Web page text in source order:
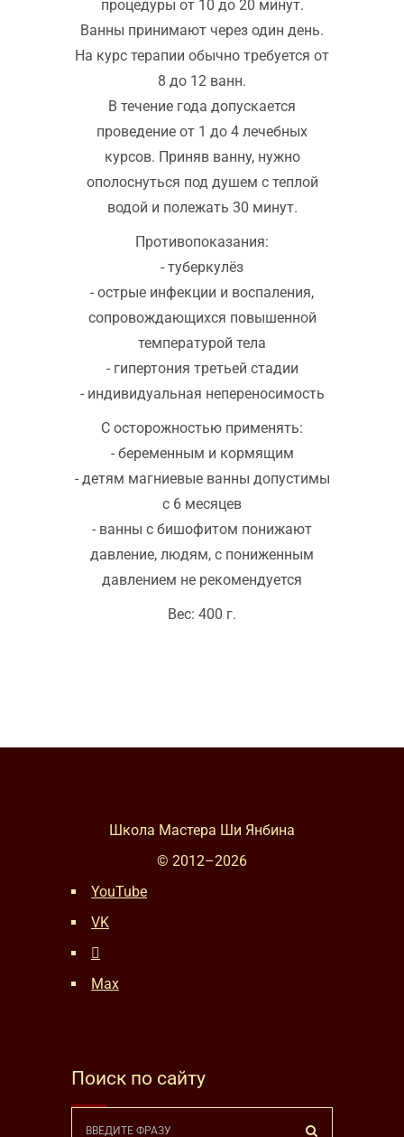
процедуры от 10 до 20 минут.
Ванны принимают через один день.
На курс терапии обычно требуется от
8 до 12 ванн.
В течение года допускается
проведение от 1 до 4 лечебных
курсов. Приняв ванну, нужно
ополоснуться под душем с теплой
водой и полежать 30 минут.
Противопоказания:
- туберкулёз
- острые инфекции и воспаления,
сопровождающихся повышенной
температурой тела
- гипертония третьей стадии
- индивидуальная непереносимость
С осторожностью применять:
- беременным и кормящим
- детям магниевые ванны допустимы
с 6 месяцев
- ванны с бишофитом понижают
давление, людям, с пониженным
давлением не рекомендуется
Вес: 400 г.
Школа Мастера Ши Янбина
© 2012–2026
YouTube
VK
Max
Поиск по сайту